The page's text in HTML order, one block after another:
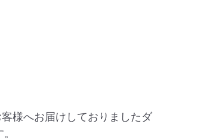
様へお届けしておりましたダ